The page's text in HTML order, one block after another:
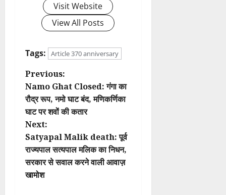
Visit Website
View All Posts
Tags: Article 370 anniversary
P
o
s
t
n
a
Previous:
Namo Ghat Closed: गंगा का
रौद्र रूप, नमो घाट बंद, मणिकर्णिका
घाट पर शवों की कतार
Next:
Satyapal Malik death: पूर्व
राज्यपाल सत्यपाल मलिक का निधन,
सरकार से सवाल करने वाली आवाज़
खामोश